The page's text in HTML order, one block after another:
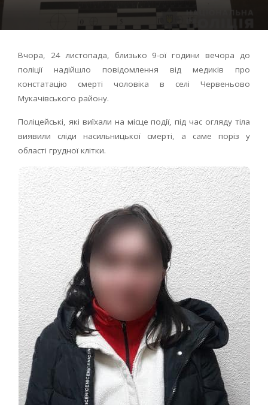
Вчора, 24 листопада, близько 9-ої години вечора до
поліції надійшло повідомлення від медиків про
констатацію смерті чоловіка в селі Червеньово
Мукачівського району.
Поліцейські, які виїхали на місце події, під час огляду тіла
виявили сліди насильницької смерті, а саме поріз у
області грудної клітки.